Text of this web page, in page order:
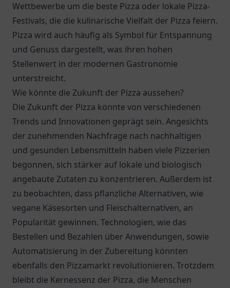
Wettbewerbe um die beste Pizza oder lokale Pizza-
Festivals, die die kulinarische Vielfalt der Pizza feiern.
Pizza wird auch häufig als Symbol für Entspannung
und Genuss dargestellt, was ihren hohen
Stellenwert in der modernen Gastronomie
unterstreicht.
Wie könnte die Zukunft der Pizza aussehen?
Die Zukunft der Pizza könnte von verschiedenen
Trends und Innovationen geprägt sein. Angesichts
der zunehmenden Nachfrage nach nachhaltigen
und gesunden Lebensmitteln haben viele Pizzerien
begonnen, sich stärker auf lokale und biologisch
angebaute Zutaten zu konzentrieren. Außerdem ist
zu beobachten, dass pflanzliche Alternativen, wie
vegane Käsesorten und Fleischalternativen, an
Popularität gewinnen. Technologien, wie das
Bestellen und Bezahlen über Anwendungen, sowie
Automatisierung in der Zubereitung könnten
ebenfalls den Pizzamarkt revolutionieren. Trotzdem
bleibt die Kernessenz der Pizza, die Menschen